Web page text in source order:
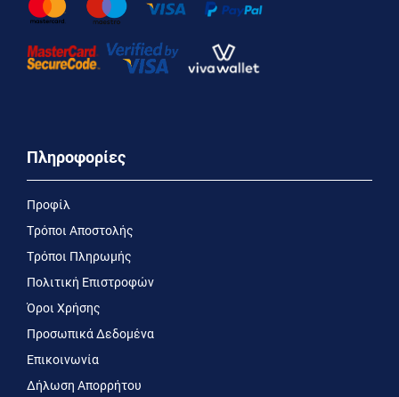
Πληροφορίες
Προφίλ
Τρόποι Αποστολής
Τρόποι Πληρωμής
Πολιτική Επιστροφών
Όροι Χρήσης
Προσωπικά Δεδομένα
Επικοινωνία
Δήλωση Απορρήτου